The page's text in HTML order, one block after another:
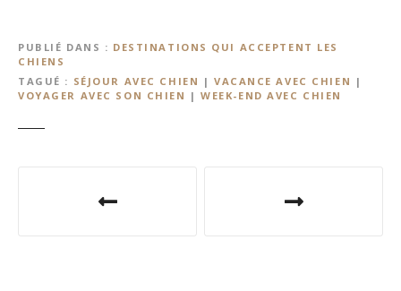
PUBLIÉ DANS
DESTINATIONS QUI ACCEPTENT LES
CHIENS
TAGUÉ
SÉJOUR AVEC CHIEN | VACANCE AVEC CHIEN |
VOYAGER AVEC SON CHIEN |WEEK-END AVEC CHIEN